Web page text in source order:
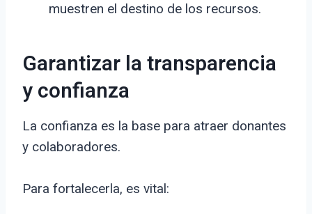
muestren el destino de los recursos.
Garantizar la transparencia
y confianza
La confianza es la base para atraer donantes
y colaboradores.
Para fortalecerla, es vital: